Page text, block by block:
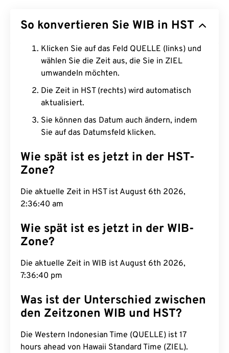
So konvertieren Sie WIB in HST
Klicken Sie auf das Feld QUELLE (links) und
wählen Sie die Zeit aus, die Sie in ZIEL
umwandeln möchten.
Die Zeit in HST (rechts) wird automatisch
aktualisiert.
Sie können das Datum auch ändern, indem
Sie auf das Datumsfeld klicken.
Wie spät ist es jetzt in der HST-
Zone?
Die aktuelle Zeit in HST ist August 6th 2026,
2:36:41 am
Wie spät ist es jetzt in der WIB-
Zone?
Die aktuelle Zeit in WIB ist August 6th 2026,
7:36:41 pm
Was ist der Unterschied zwischen
den Zeitzonen WIB und HST?
Die Western Indonesian Time (QUELLE) ist 17
hours ahead von Hawaii Standard Time (ZIEL).